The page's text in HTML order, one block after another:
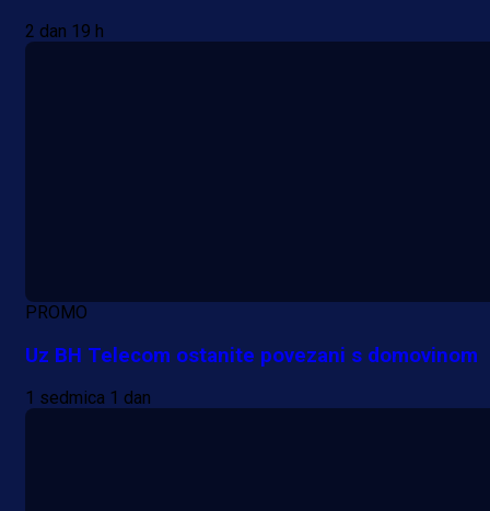
2 dan 19 h
PROMO
Uz BH Telecom ostanite povezani s domovinom
1 sedmica 1 dan